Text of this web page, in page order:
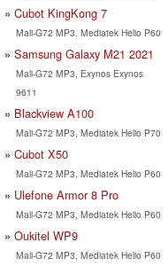
Cubot KingKong 7
Mali-G72 MP3, Mediatek Helio P60
Samsung Galaxy M21 2021
Mali-G72 MP3, Exynos Exynos
9611
Blackview A100
Mali-G72 MP3, Mediatek Helio P70
Cubot X50
Mali-G72 MP3, Mediatek Helio P60
Ulefone Armor 8 Pro
Mali-G72 MP3, Mediatek Helio P60
Oukitel WP9
Mali-G72 MP3, Mediatek Helio P60